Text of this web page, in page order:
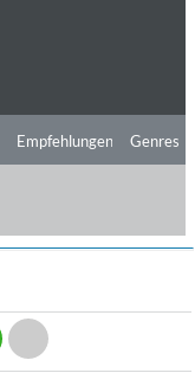
Empfehlungen Genres